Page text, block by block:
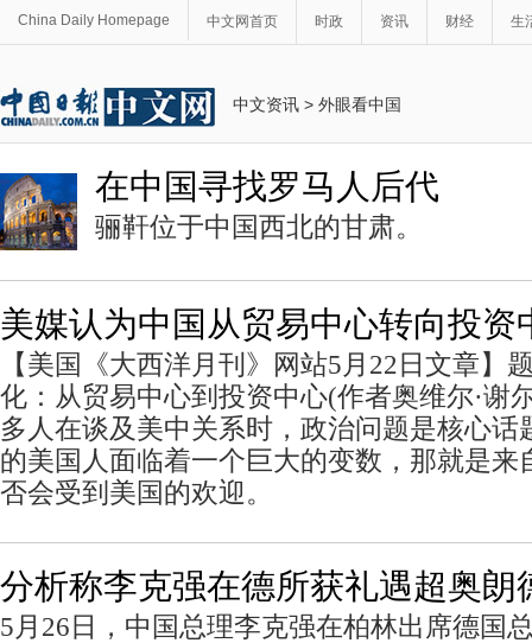
China Daily Homepage 中文网首页 时政 资讯 财经 生
中文资讯 > 外眼看中国
在中国寻找罗马人后代
骊靬位于中国西北的甘肃。
美媒认为中国从贸易中心转向投资
【美国《大西洋月刊》网站5月22日文章】
化：从贸易中心到投资中心(作者奥维尔·
多人在谈及美中关系时，政治问题是核心话
的美国人面临着一个巨大的变数，那就是来
否会受到美国的欢迎。
分析称李克强在德所获礼遇超奥朗
5月26日，中国总理李克强在柏林出席德国